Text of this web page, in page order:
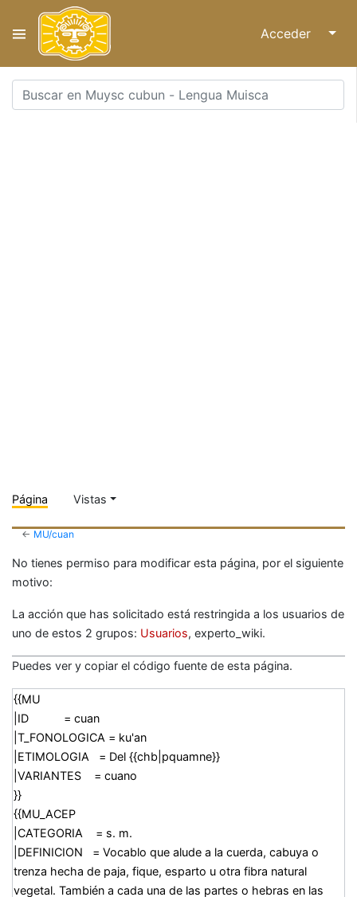
Acceder ↓
Página Vistas
← MU/cuan
No tienes permiso para modificar esta página, por el siguiente
motivo:
La acción que has solicitado está restringida a los usuarios de
uno de estos 2 grupos: Usuarios, experto_wiki.
Puedes ver y copiar el código fuente de esta página.